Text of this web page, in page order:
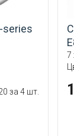
series
за 4 шт.
7